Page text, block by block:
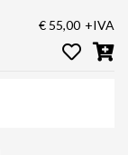
€ 55,00 +IVA